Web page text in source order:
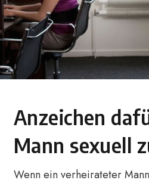
Anzeichen
Mann sexuell
Wenn ein verheirateter